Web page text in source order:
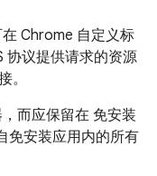
Chrome 自定义标
协议提供请求的资源
。
而应保留在 免安装
免安装应用内的所有